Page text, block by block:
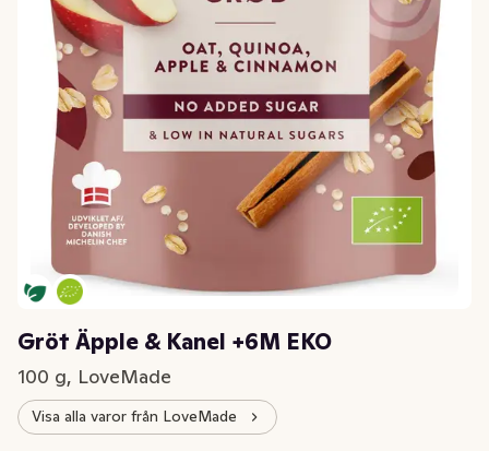
Gröt Äpple & Kanel +6M EKO
100 g, LoveMade
Visa alla varor från LoveMade